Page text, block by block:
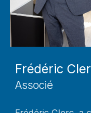
Associé
Frédéric